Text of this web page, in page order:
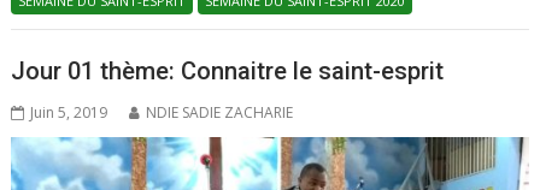
e
b
o
o
k
itt
er
ai
l
at
s
A
p
p
ta
g
er
Jour 01 thème: Connaitre le saint-esprit
Juin 5, 2019 NDIE SADIE ZACHARIE